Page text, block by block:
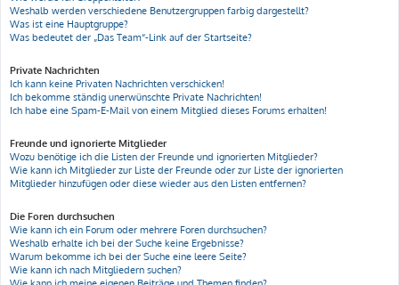
Weshalb werden verschiedene Benutzergruppen farbig dargestellt?
Was ist eine Hauptgruppe?
Was bedeutet der „Das Team“-Link auf der Startseite?
Private Nachrichten
Ich kann keine Privaten Nachrichten verschicken!
Ich bekomme ständig unerwünschte Private Nachrichten!
Ich habe eine Spam-E-Mail von einem Mitglied dieses Forums erhalten!
Freunde und ignorierte Mitglieder
Wozu benötige ich die Listen der Freunde und ignorierten Mitglieder?
Wie kann ich Mitglieder zur Liste der Freunde oder zur Liste der ignorierten
Mitglieder hinzufügen oder diese wieder aus den Listen entfernen?
Die Foren durchsuchen
Wie kann ich ein Forum oder mehrere Foren durchsuchen?
Weshalb erhalte ich bei der Suche keine Ergebnisse?
Warum bekomme ich bei der Suche eine leere Seite?
Wie kann ich nach Mitgliedern suchen?